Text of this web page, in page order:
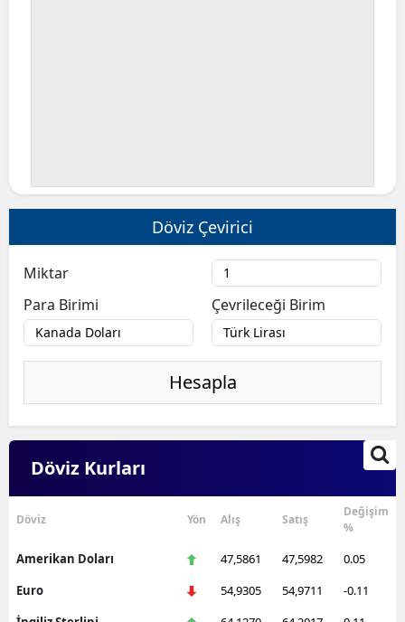
Döviz Çevirici
Miktar
Para Birimi
Çevrileceği Birim
Hesapla
Döviz Kurları
Döviz Yön Alış Satış
Değişim
%
Amerikan Doları 47,5861 47,5982
0.05
Euro
54,9305 54,9711
-0.11